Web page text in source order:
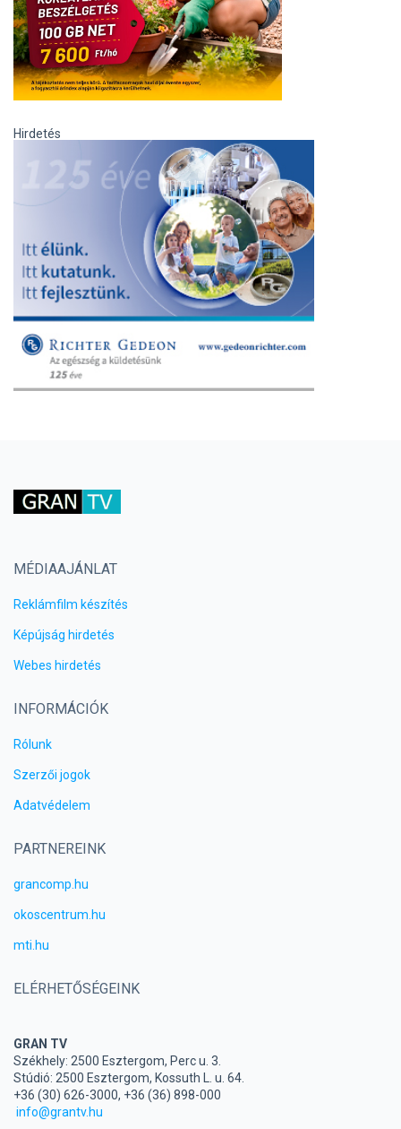
Hirdetés
MÉDIAAJÁNLAT
Reklámfilm készítés
Képújság hirdetés
Webes hirdetés
INFORMÁCIÓK
Rólunk
Szerzői jogok
Adatvédelem
PARTNEREINK
grancomp.hu
okoscentrum.hu
mti.hu
ELÉRHETŐSÉGEINK
GRAN TV
Székhely: 2500 Esztergom, Perc u. 3.
Stúdió: 2500 Esztergom, Kossuth L. u. 64.
+36 (30) 626-3000, +36 (36) 898-000
info@grantv.hu